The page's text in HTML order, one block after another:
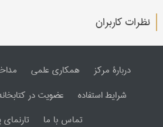
نظرات کاربران
دربارۀ مرکز همکاری علمی
شرایط استفاده
عضویت در
تماس با ما